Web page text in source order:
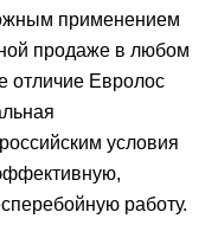
применением
продаже в любом
отличие Евролос
условия
работу.